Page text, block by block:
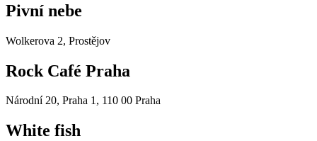
Pivní nebe
Wolkerova 2, Prostějov
Rock Café Praha
Národní 20, Praha 1, 110 00 Praha
White fish